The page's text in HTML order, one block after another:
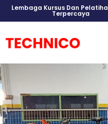
Lembaga Kursus Dan
Terpercaya